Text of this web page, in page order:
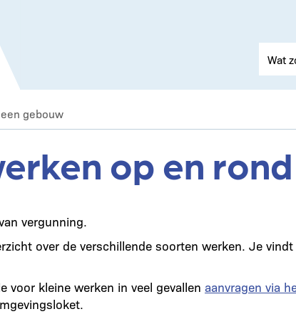
gebouw
op en
vergunning.
over de verschillende soorten werken. Je vindt
voor kleine werken in veel gevallen aanvragen via